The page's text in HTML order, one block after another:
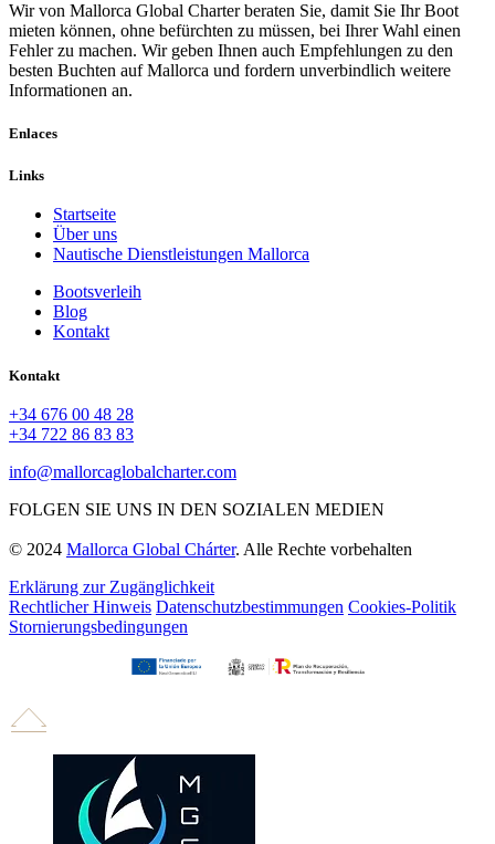
Wir von Mallorca Global Charter beraten Sie, damit Sie Ihr Boot
mieten können, ohne befürchten zu müssen, bei Ihrer Wahl einen
Fehler zu machen. Wir geben Ihnen auch Empfehlungen zu den
besten Buchten auf Mallorca und fordern unverbindlich weitere
Informationen an.
Enlaces
Links
Startseite
Über uns
Nautische Dienstleistungen Mallorca
Bootsverleih
Blog
Kontakt
Kontakt
+34 676 00 48 28
+34 722 86 83 83
info@mallorcaglobalcharter.com
FOLGEN SIE UNS IN DEN SOZIALEN MEDIEN
© 2024 Mallorca Global Chárter. Alle Rechte vorbehalten
Erklärung zur Zugänglichkeit
Rechtlicher Hinweis Datenschutzbestimmungen Cookies-Politik
Stornierungsbedingungen